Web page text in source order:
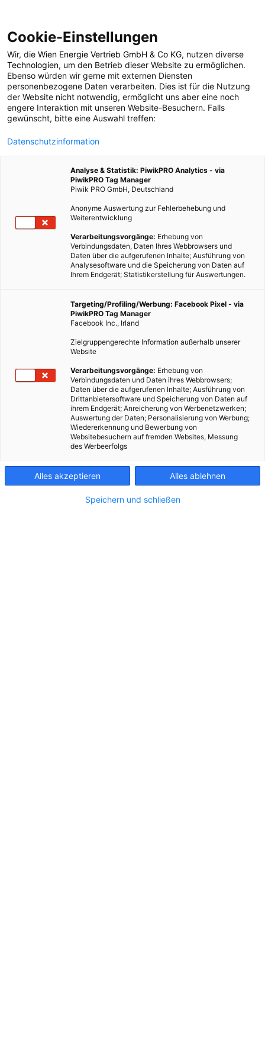
POSTS BY TAG
elektrisches Feld
1 BEITRAG
Cookie-Einstellungen
Wir, die Wien Energie Vertrieb GmbH & Co KG, nutzen diverse
Technologien, um den Betrieb dieser Website zu ermöglichen.
Ebenso würden wir gerne mit externen Diensten
personenbezogene Daten verarbeiten. Dies ist für die Nutzung
der Website nicht notwendig, ermöglicht uns aber eine noch
engere Interaktion mit unseren Website-Besuchern. Falls
gewünscht, bitte eine Auswahl treffen:
Datenschutzinformation
Analyse & Statistik: PiwikPRO Analytics - via
PiwikPRO Tag Manager
Piwik PRO GmbH, Deutschland
Anonyme Auswertung zur Fehlerbehebung und
Weiterentwicklung
Verarbeitungsvorgänge: Erhebung von
Verbindungsdaten, Daten Ihres Webbrowsers und
Daten über die aufgerufenen Inhalte; Ausführung von
Analysesoftware und die Speicherung von Daten auf
Ihrem Endgerät; Statistikerstellung für Auswertungen.
Targeting/Profiling/Werbung: Facebook Pixel - via
PiwikPRO Tag Manager
Facebook Inc., Irland
Zielgruppengerechte Information außerhalb unserer
Website
Verarbeitungsvorgänge: Erhebung von
Verbindungsdaten und Daten ihres Webbrowsers;
Daten über die aufgerufenen Inhalte; Ausführung von
Drittanbietersoftware und Speicherung von Daten auf
ihrem Endgerät; Anreicherung von Werbenetzwerken;
Auswertung der Daten; Personalisierung von Werbung;
Wiedererkennung und Bewerbung von
Websitebesuchern auf fremden Websites, Messung
des Werbeerfolgs
Alles akzeptieren Alles ablehnen
Speichern und schließen